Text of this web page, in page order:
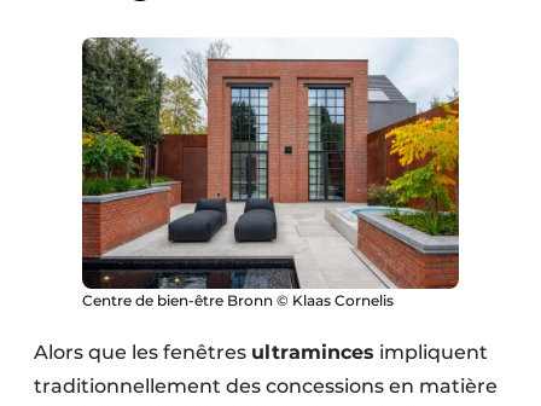
Centre de bien-être Bronn © Klaas Cornelis
Alors que les fenêtres ultraminces impliquent
traditionnellement des concessions en matière